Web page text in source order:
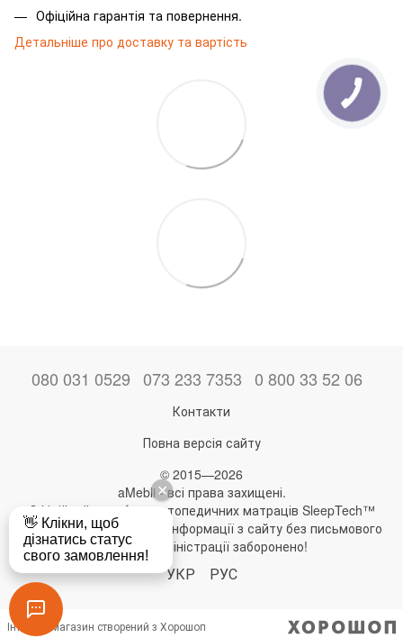
Офіційна гарантія та повернення.
Детальніше про доставку та вартість
080 031 0529 073 233 7353 0 800 33 52 06
Контакти
Повна версія сайту
© 2015—2026
aMebli - всі права захищені.
Офіційний виробник ортопедичних матраців SleepTech™
Будь-яке використання інформації з сайту без письмового
дозволу адміністрації заборонено!
УКР РУС
Інтернет-магазин створений з Хорошоп